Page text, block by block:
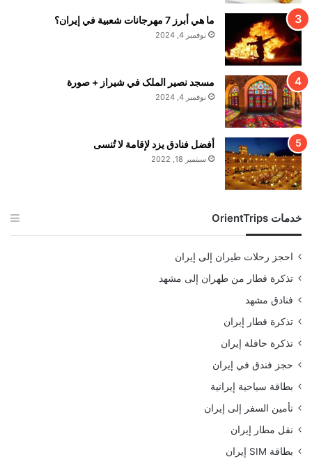
ما هي أبرز 7 مهرجانات شعبية في إيران؟
نوفمبر 4, 2024
مسجد نصير الملک في شيراز + صورة
نوفمبر 4, 2024
أفضل فنادق يزد لإقامة لا تُنسى
سبتمبر 18, 2022
خدمات OrientTrips
احجز رحلات طيران إلى إيران
تذكرة قطار من طهران إلى مشهد
فنادق مشهد
تذكرة قطار إيران
تذكرة حافلة إيران
حجز فندق في إيران
بطاقة سياحية إيرانية
تأمين السفر إلى إيران
نقل مطار إيران
بطاقة SIM إيران